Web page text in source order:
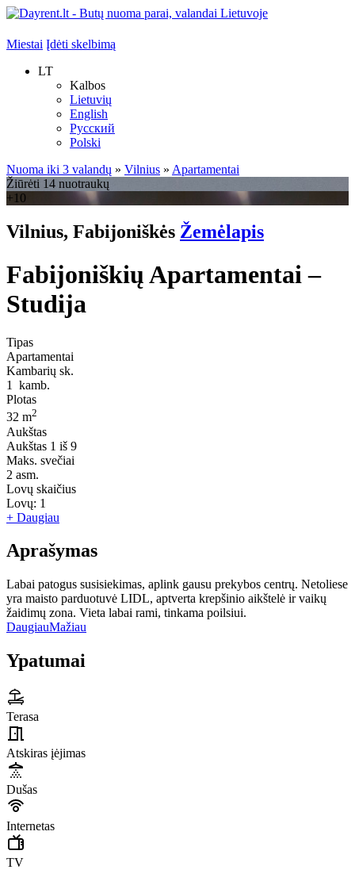
Miestai Įdėti skelbimą
LT
Kalbos
Lietuvių
English
Русский
Polski
Nuoma iki 3 valandų » Vilnius » Apartamentai
Žiūrėti 14 nuotraukų
+10
Vilnius, Fabijoniškės Žemėlapis
Fabijoniškių Apartamentai –
Studija
Tipas
Apartamentai
Kambarių sk.
1
kamb.
Plotas
32 m2
Aukštas
Aukštas 1 iš 9
Maks. svečiai
2 asm.
Lovų skaičius
Lovų: 1
+ Daugiau
Aprašymas
Labai patogus susisiekimas, aplink gausu prekybos centrų. Netoliese
yra maisto parduotuvė LIDL, aptverta krepšinio aikštelė ir vaikų
žaidimų zona. Vieta labai rami, tinkama poilsiui.
DaugiauMažiau
Ypatumai
Terasa
Atskiras įėjimas
Dušas
Internetas
TV